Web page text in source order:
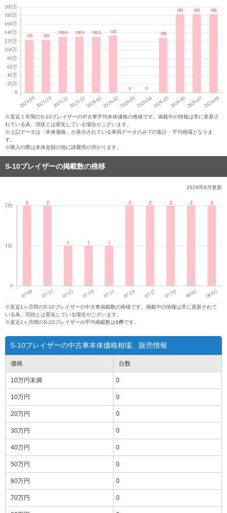
※直近１年間のS-10ブレイザーの中古車平均本体価格の推移です。掲載中の情報は常に更新さ
れている為、現状とは変化している場合がございます。
※上記データは「本体価格」が表示されている車両データのみでの集計・平均相場となりま
す。
※購入の際は本体金額の他に諸費用が掛かります。
S-10ブレイザーの掲載数の推移
2026年8月更新
※直近1ヶ月間のS-10ブレイザーの中古車掲載数の推移です。掲載中の情報は常に更新されて
いる為、現状とは変化している場合がございます。
※直近1ヶ月間のS-10ブレイザーの平均掲載数は1件です。
S-10ブレイザーの中古車本体価格相場、販売情報
価格
10万円未満
10万円
20万円
30万円
40万円
50万円
60万円
70万円
台数
0
0
0
0
0
0
0
0